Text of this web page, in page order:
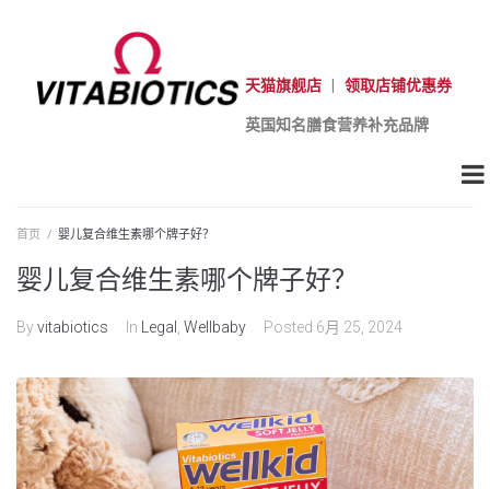
天猫旗舰店 领取店铺优惠券
英国知名膳食营养补充品牌
首页 / 婴儿复合维生素哪个牌子好？
婴儿复合维生素哪个牌子好？
Byvitabiotics In Legal Wellbaby Posted 6月 25, 2024